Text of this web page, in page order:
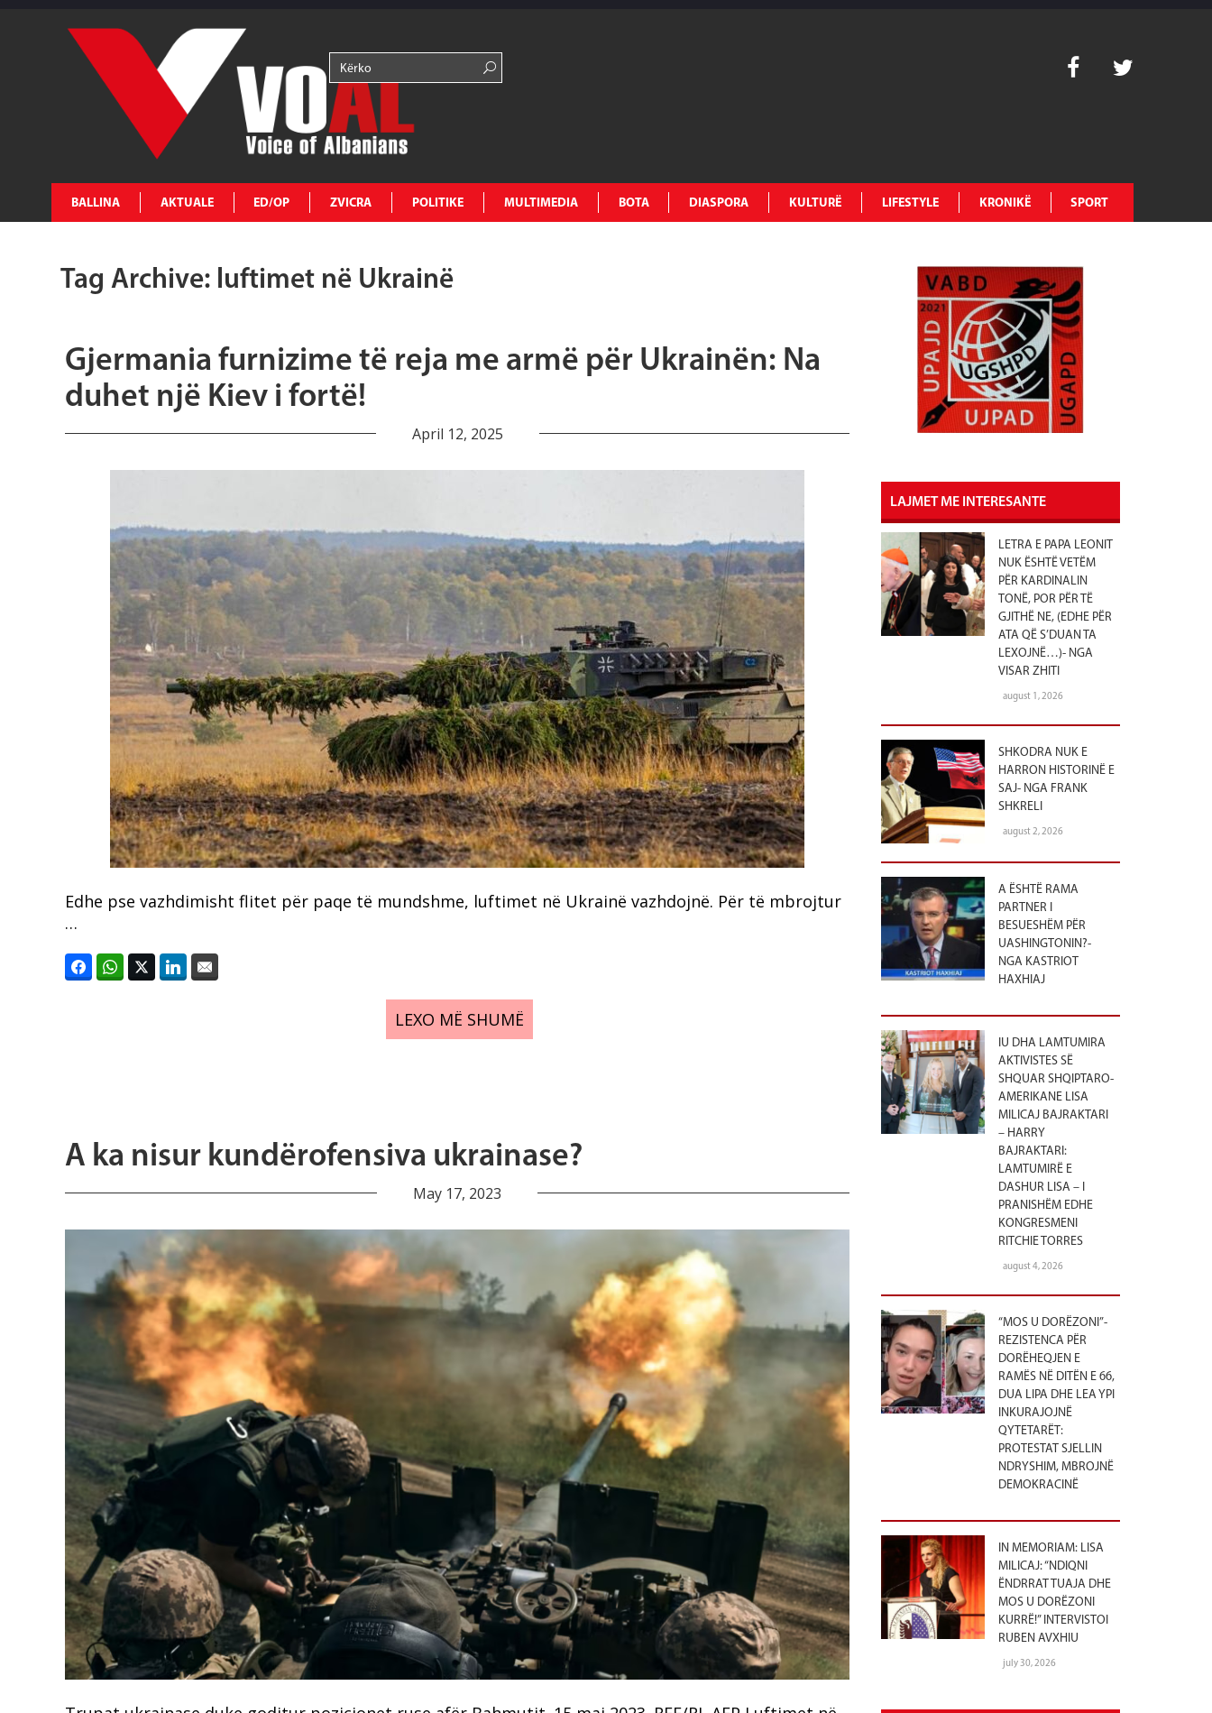
BALLINA AKTUALE ED/OP ZVICRA POLITIKE MULTIMEDIA BOTA DIASPORA KULTURË LIFESTYLE KRONIKË SPORT
Tag Archive: luftimet në Ukrainë
Gjermania furnizime të reja me armë për Ukrainën: Na
duhet një Kiev i fortë!
April 12, 2025
Edhe pse vazhdimisht flitet për paqe të mundshme, luftimet në Ukrainë vazhdojnë. Për të mbrojtur
…
LEXO MË SHUMË
A ka nisur kundërofensiva ukrainase?
May 17, 2023
LAJMET ME INTERESANTE
LETRA E PAPA LEONIT
NUK ËSHTË VETËM
PËR KARDINALIN
TONË, POR PËR TË
GJITHË NE, (EDHE PËR
ATA QË S’DUAN TA
LEXOJNË…)- NGA
VISAR ZHITI
august 1, 2026
SHKODRA NUK E
HARRON HISTORINË E
SAJ- NGA FRANK
SHKRELI
august 2, 2026
A ËSHTË RAMA
PARTNER I
BESUESHËM PËR
UASHINGTONIN?-
NGA KASTRIOT
HAXHIAJ
IU DHA LAMTUMIRA
AKTIVISTES SË
SHQUAR SHQIPTARO-
AMERIKANE LISA
MILICAJ BAJRAKTARI
– HARRY
BAJRAKTARI:
LAMTUMIRË E
DASHUR LISA – I
PRANISHËM EDHE
KONGRESMENI
RITCHIE TORRES
august 4, 2026
“MOS U DORËZONI”-
REZISTENCA PËR
DORËHEQJEN E
RAMËS NË DITËN E 66,
DUA LIPA DHE LEA YPI
INKURAJOJNË
QYTETARËT:
PROTESTAT SJELLIN
NDRYSHIM, MBROJNË
DEMOKRACINË
IN MEMORIAM: LISA
MILICAJ: “NDIQNI
ËNDRRAT TUAJA DHE
MOS U DORËZONI
KURRË!” INTERVISTOI
RUBEN AVXHIU
july 30, 2026